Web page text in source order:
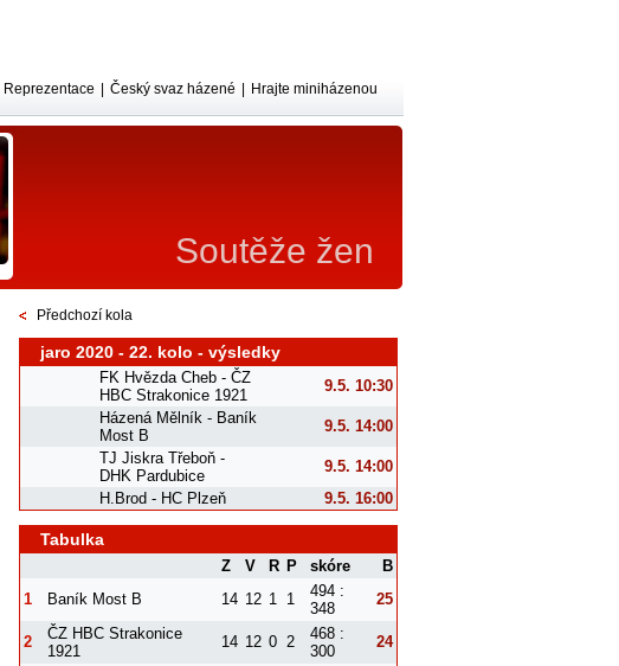
Soutěže žen
Reprezentace Český svaz házené Hrajte miniházenou
Předchozí kola
jaro 2020 - 22. kolo - výsledky
FK Hvězda Cheb - ČZ
HBC Strakonice 1921
9.5. 10:30
Házená Mělník - Baník
Most B
9.5. 14:00
TJ Jiskra Třeboň -
DHK Pardubice
9.5. 14:00
H.Brod - HC Plzeň
9.5. 16:00
Tabulka
Z V R P skóre
B
1
Baník Most B 14 12 1 1
494 :
348
25
2
ČZ HBC Strakonice
1921
14 12 0 2
468 :
300
24